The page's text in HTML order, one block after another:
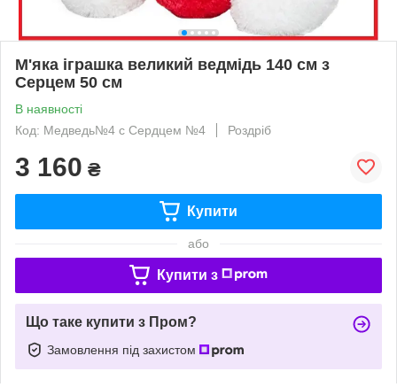
М'яка іграшка великий ведмідь 140 см з
Серцем 50 см
В наявності
Код: Медведь№4 с Сердцем №4
Роздріб
3 160 ₴
Купити
або
Купити з
Що таке купити з Пром?
Замовлення під захистом